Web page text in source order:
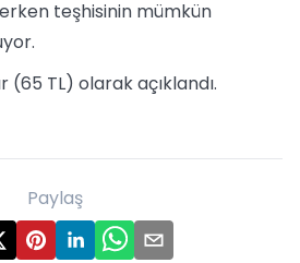
teşhisinin mümkün
TL) olarak açıklandı.
Paylaş